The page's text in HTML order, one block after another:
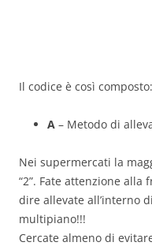
Il codice è così composto:
A – Metodo di
Nei supermercati la
“2”. Fate attenzione alla
dire allevate all’interno
multipiano!!!
Cercate almeno di